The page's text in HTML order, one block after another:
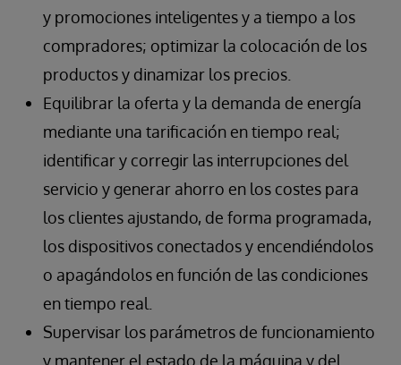
y promociones inteligentes y a tiempo a los
compradores; optimizar la colocación de los
productos y dinamizar los precios.
Equilibrar la oferta y la demanda de energía
mediante una tarificación en tiempo real;
identificar y corregir las interrupciones del
servicio y generar ahorro en los costes para
los clientes ajustando, de forma programada,
los dispositivos conectados y encendiéndolos
o apagándolos en función de las condiciones
en tiempo real.
Supervisar los parámetros de funcionamiento
y mantener el estado de la máquina y del